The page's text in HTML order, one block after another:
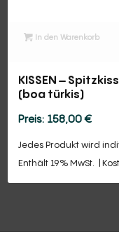
In den Warenkorb
KISSEN –
(boa türkis)
158,00€
Jedes Produkt wird
Enthält 19% MwSt.